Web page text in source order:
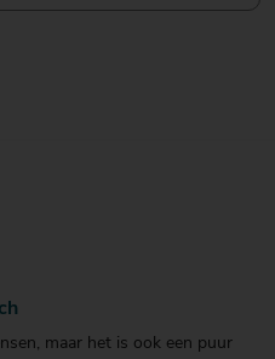
maar het is ook een puur